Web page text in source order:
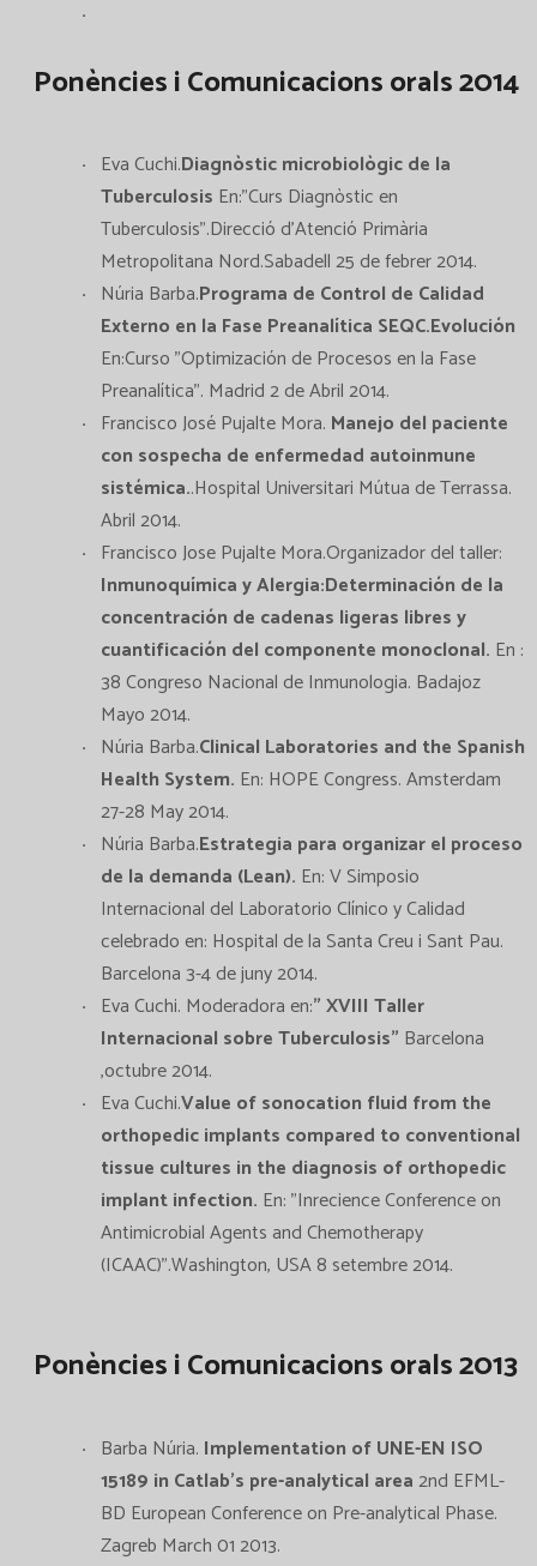
Ponències i Comunicacions orals 2014
Eva Cuchi.Diagnòstic microbiològic de la
Tuberculosis En:"Curs Diagnòstic en
Tuberculosis".Direcció d'Atenció Primària
Metropolitana Nord.Sabadell 25 de febrer 2014.
Núria Barba.Programa de Control de Calidad
Externo en la Fase Preanalítica SEQC.Evolución
En:Curso "Optimización de Procesos en la Fase
Preanalítica". Madrid 2 de Abril 2014.
Francisco José Pujalte Mora. Manejo del paciente
con sospecha de enfermedad autoinmune
sistémica..Hospital Universitari Mútua de Terrassa.
Abril 2014.
Francisco Jose Pujalte Mora.Organizador del taller:
Inmunoquímica y Alergia:Determinación de la
concentración de cadenas ligeras libres y
cuantificación del componente monoclonal. En :
38 Congreso Nacional de Inmunologia. Badajoz
Mayo 2014.
Núria Barba.Clinical Laboratories and the Spanish
Health System. En: HOPE Congress. Amsterdam
27-28 May 2014.
Núria Barba.Estrategia para organizar el proceso
de la demanda (Lean). En: V Simposio
Internacional del Laboratorio Clínico y Calidad
celebrado en: Hospital de la Santa Creu i Sant Pau.
Barcelona 3-4 de juny 2014.
Eva Cuchi. Moderadora en:" XVIII Taller
Internacional sobre Tuberculosis" Barcelona
,octubre 2014.
Eva Cuchi.Value of sonocation fluid from the
orthopedic implants compared to conventional
tissue cultures in the diagnosis of orthopedic
implant infection. En: "Inrecience Conference on
Antimicrobial Agents and Chemotherapy
(ICAAC)".Washington, USA 8 setembre 2014.
Ponències i Comunicacions orals 2013
Barba Núria. Implementation of UNE-EN ISO
15189 in Catlab's pre-analytical area2nd EFML-
BD European Conference on Pre-analytical Phase.
Zagreb March 01 2013.